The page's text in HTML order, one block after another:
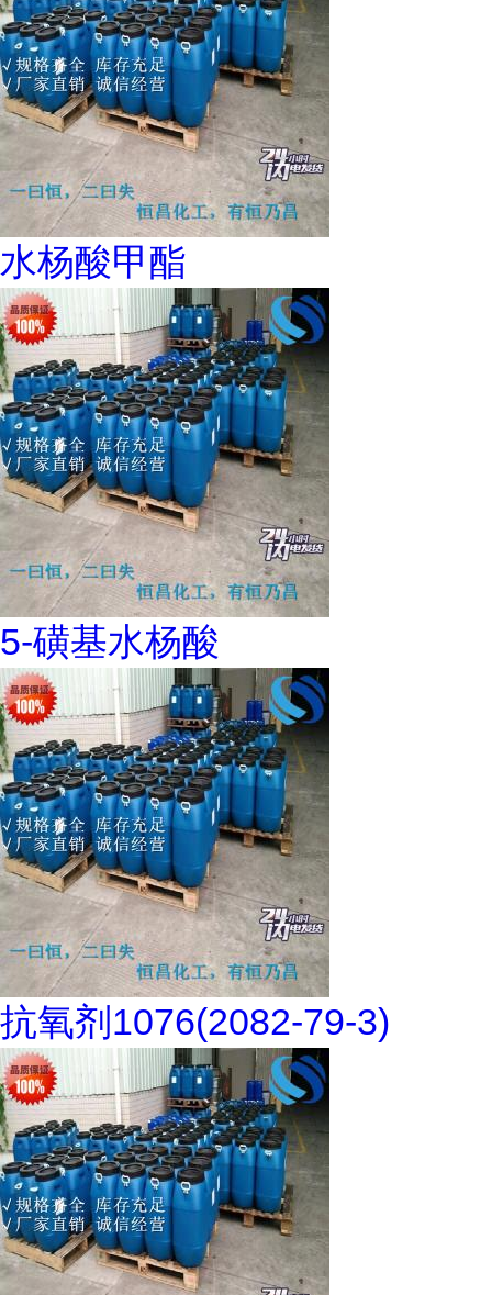
水杨酸甲酯
5-磺基水杨酸
抗氧剂1076(2082-79-3)